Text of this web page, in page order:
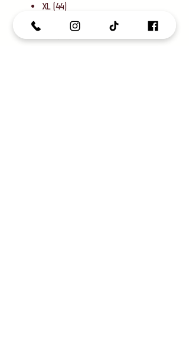
• XL (44)
• XXL (46)
• 3XL (48)